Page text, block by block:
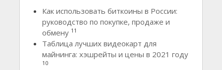
Как использовать биткоины в России:
руководство по покупке, продаже и
обмену 11
Таблица лучших видеокарт для
майнинга: хэшрейты и цены в 2021 году
10